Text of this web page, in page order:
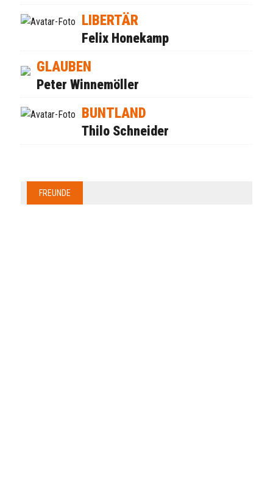
LIBERTÄR
Felix Honekamp
GLAUBEN
Peter Winnemöller
BUNTLAND
Thilo Schneider
FREUNDE